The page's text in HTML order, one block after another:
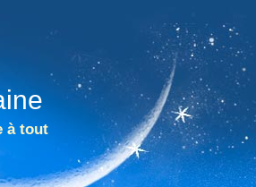
à tout